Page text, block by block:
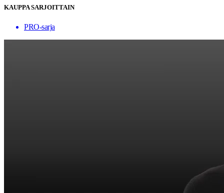
KAUPPA SARJOITTAIN
PRO-sarja